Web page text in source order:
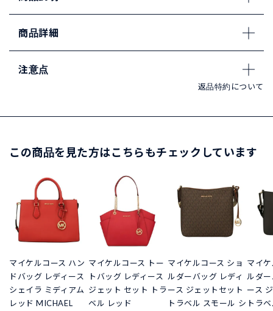
商品詳細
注意点
返品特約について
この商品を見た方はこちらもチェックしています
マイケルコース ハン
ドバッグ レディース
シェイラ ミディアム
レッド MICHAEL
マイケルコース トー
トバッグ レディース
ジェット セット トラ
ベル レッド
マイケルコース ショ
ルダーバッグ レディ
ース ジェットセット
トラベル スモール シ
マイ
ルダ
ース
トラ